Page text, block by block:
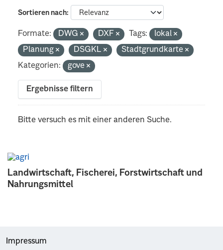
Landwirtschaft, Fischerei, Forstwirtschaft und
Nahrungsmittel
Sortieren nach
Formate: DWG DXF Tags:
lokal
Planung
DSGKL
Stadtgrundkarte
Kategorien:
gove
Ergebnisse filtern
Bitte versuch es mit einer anderen Suche.
Impressum